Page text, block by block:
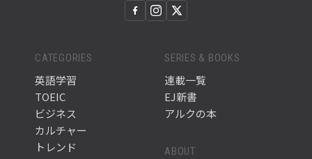
CATEGORIES
英語学習
TOEIC
ビジネス
カルチャー
トレンド
SERIES & BOOKS
連載一覧
EJ新書
アルクの本
ABOUT